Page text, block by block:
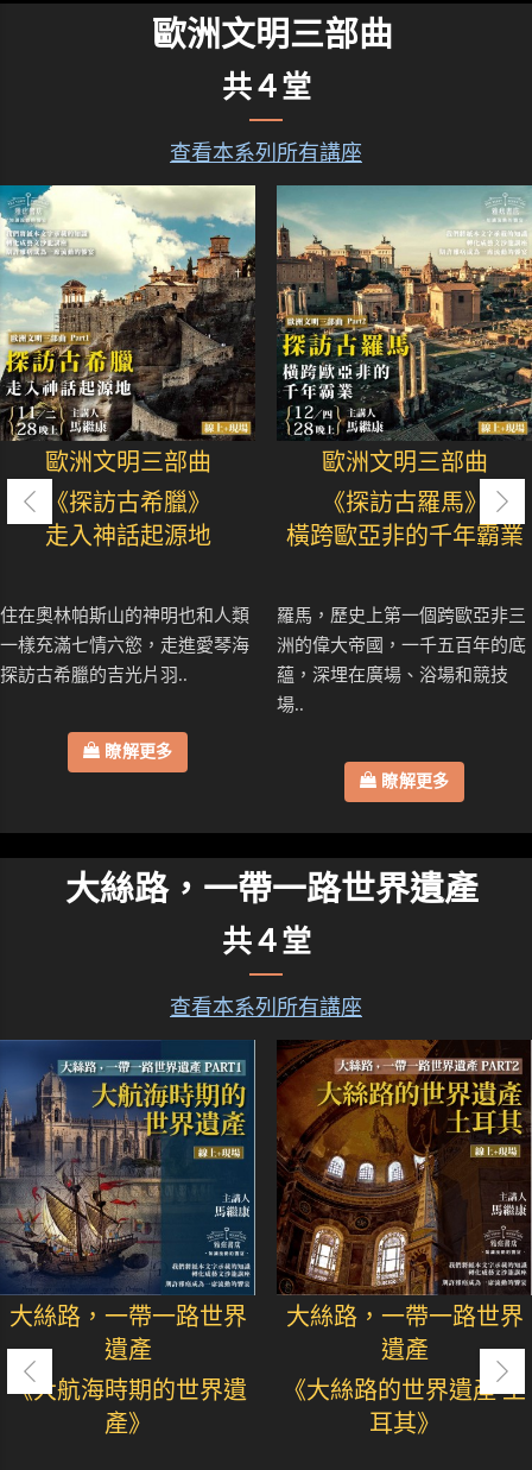
歐洲文明三部曲
共４堂
查看本系列所有講座
歐洲文明三部曲
《探訪古希臘》
走入神話起源地
住在奧林帕斯山的神明也和人類
一樣充滿七情六慾，走進愛琴海
探訪古希臘的吉光片羽..
瞭解更多
歐洲文明三部曲
《探訪古羅馬》
橫跨歐亞非的千年霸業
羅馬，歷史上第一個跨歐亞非三
洲的偉大帝國，一千五百年的底
蘊，深埋在廣場、浴場和競技
場..
瞭解更多
大絲路，一帶一路世界遺產
共４堂
查看本系列所有講座
大絲路，一帶一路世界
遺產
《大航海時期的世界遺
產》
大絲路，一帶一路世界
遺產
《大絲路的世界遺產 土
耳其》